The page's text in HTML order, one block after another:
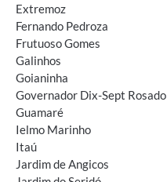
Extremoz
Fernando Pedroza
Frutuoso Gomes
Galinhos
Goianinha
Governador Dix-Sept Rosado
Guamaré
Ielmo Marinho
Itaú
Jardim de Angicos